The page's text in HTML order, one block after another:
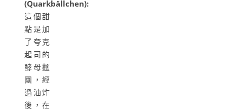
(Quarkbällchen):
這個甜
點是加
了夸克
起司的
酵母麵
團，經
過油炸
後，在